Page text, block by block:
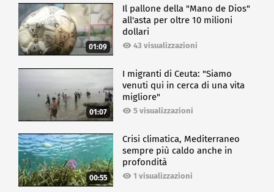
01:09
Il pallone della "Mano de Dios"
all'asta per oltre 10 milioni
dollari
43 visualizzazioni
01:07
I migranti di Ceuta: "Siamo
venuti qui in cerca di una vita
migliore"
5 visualizzazioni
00:55
Crisi climatica, Mediterraneo
sempre più caldo anche in
profondità
1 visualizzazioni